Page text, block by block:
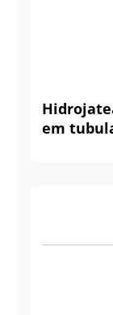
em